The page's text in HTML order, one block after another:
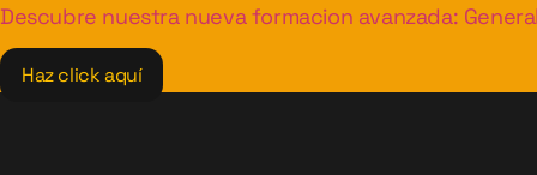
Ir
al
contenido
Descubre nuestra nueva formacion avanzada:
Haz click aquí